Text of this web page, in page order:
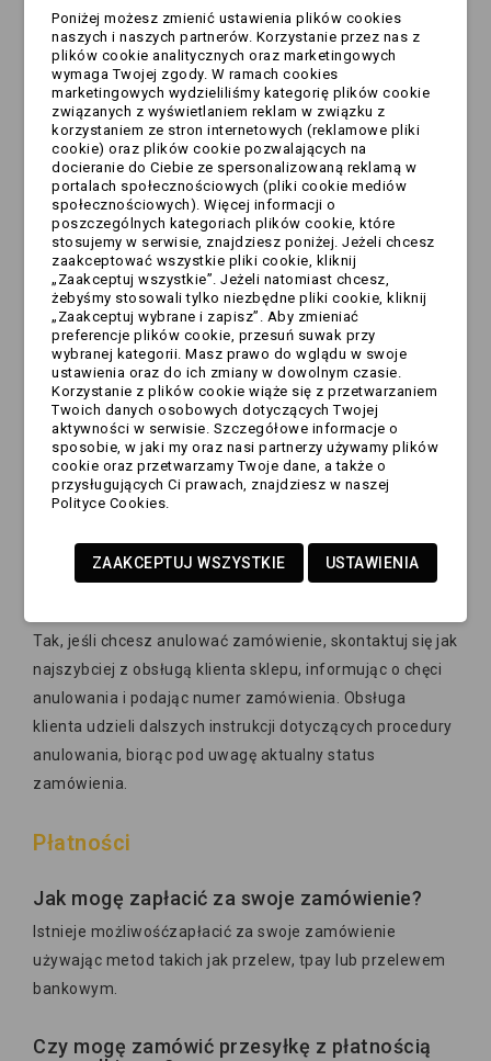
aktualny status zamówienia, zaloguj się na swoje konto
na stronie sklepu i przejdź do sekcji "Moje zamówienia".
Zamówienie zostało wysłane niekompletne
lub błędnie, co w takim przypadku?
W przypadku otrzymania niekompletnego lub błędnego
zamówienia, natychmiast skontaktuj się z obsługą
klienta, podając szczegóły problemu oraz numer
zamówienia. Obsługa klienta udzieli dalszych instrukcji
dotyczących rozwiązania sytuacji, mogącej obejmować
wysłanie brakujących produktów, wymianę wadliwych
przedmiotów lub zwrot środków.
Jak zmienić swoje zamówienie?
Aby zmienić swoje zamówienie, skontaktuj się z obsługą
klienta sklepu, informując ich o zmianie, jakiej
potrzebujesz. Obsługa klienta udzieli dalszych instrukcji i
sprawdzi możliwość wprowadzenia zmian w zamówieniu
Czy istnieje możliwość anulowania
Tak, jeśli chcesz anulować zamówienie, skontaktuj się jak
najszybciej z obsługą klienta sklepu, informując o chęci
anulowania i podając numer zamówienia. Obsługa
klienta udzieli dalszych instrukcji dotyczących procedury
anulowania, biorąc pod uwagę aktualny status
zamówienia.
Płatności
Jak mogę zapłacić za swoje zamówienie?
Istnieje możliwośćzapłacić za swoje zamówienie
używając metod takich jak przelew, tpay lub przelewem
bankowym.
Czy mogę zamówić przesyłkę z płatnością
Poniżej możesz zmienić ustawienia plików cookies
naszych i naszych partnerów. Korzystanie przez nas z
plików cookie analitycznych oraz marketingowych
wymaga Twojej zgody. W ramach cookies
marketingowych wydzieliliśmy kategorię plików cookie
związanych z wyświetlaniem reklam w związku z
korzystaniem ze stron internetowych (reklamowe pliki
cookie) oraz plików cookie pozwalających na
docieranie do Ciebie ze spersonalizowaną reklamą w
portalach społecznościowych (pliki cookie mediów
społecznościowych). Więcej informacji o
poszczególnych kategoriach plików cookie, które
stosujemy w serwisie, znajdziesz poniżej. Jeżeli chcesz
zaakceptować wszystkie pliki cookie, kliknij
„Zaakceptuj wszystkie”. Jeżeli natomiast chcesz,
żebyśmy stosowali tylko niezbędne pliki cookie, kliknij
„Zaakceptuj wybrane i zapisz”. Aby zmieniać
preferencje plików cookie, przesuń suwak przy
wybranej kategorii. Masz prawo do wglądu w swoje
ustawienia oraz do ich zmiany w dowolnym czasie.
Korzystanie z plików cookie wiąże się z przetwarzaniem
Twoich danych osobowych dotyczących Twojej
aktywności w serwisie. Szczegółowe informacje o
sposobie, w jaki my oraz nasi partnerzy używamy plików
cookie oraz przetwarzamy Twoje dane, a także o
przysługujących Ci prawach, znajdziesz w naszej
Polityce Cookies.
USTAWIENIA
ZAAKCEPTUJ WSZYSTKIE